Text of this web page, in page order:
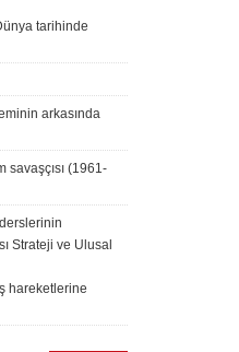
tarihinde
arkasında
savaşçısı (1961-
Strateji ve Ulusal
hareketlerine